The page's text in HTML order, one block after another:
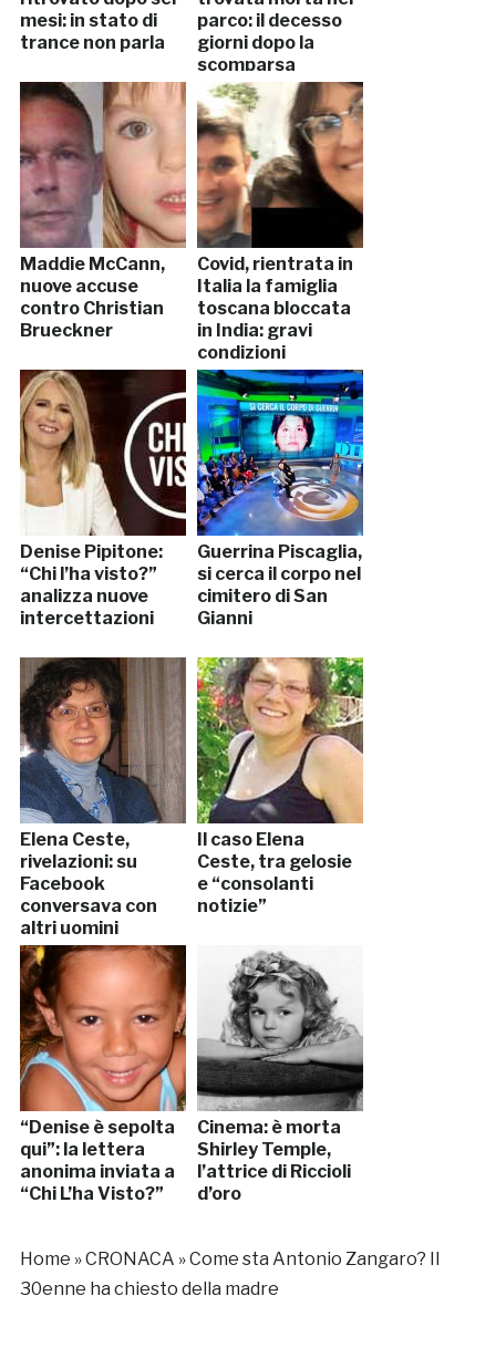
mesi: in stato di
trance non parla
parco: il decesso
giorni dopo la
scomparsa
Maddie McCann,
nuove accuse
contro Christian
Brueckner
Covid, rientrata in
Italia la famiglia
toscana bloccata
in India: gravi
condizioni
Denise Pipitone:
“Chi l’ha visto?”
analizza nuove
intercettazioni
Guerrina Piscaglia,
si cerca il corpo nel
cimitero di San
Gianni
Elena Ceste,
rivelazioni: su
Facebook
conversava con
altri uomini
Il caso Elena
Ceste, tra gelosie
e “consolanti
notizie”
“Denise è sepolta
qui”: la lettera
anonima inviata a
“Chi L’ha Visto?”
Cinema: è morta
Shirley Temple,
l’attrice di Riccioli
d’oro
Home »CRONACA »Come sta Antonio Zangaro? Il
30enne ha chiesto della madre